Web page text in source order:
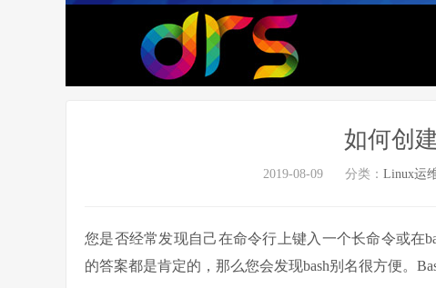
如何创
2019-08-09 分类： Linux运
您是否经常发现自己在命令行上键入一个长命令或在
的答案都是肯定的，那么您会发现bash别名很方便。